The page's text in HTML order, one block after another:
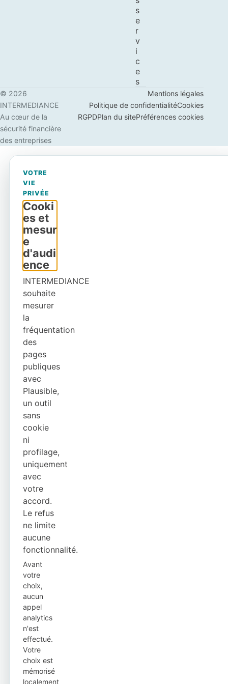
s
e
r
v
i
c
e
s
© 2026
INTERMEDIANCE
Au cœur de la
sécurité financière
des entreprises
Mentions légales
Politique de confidentialitéCookies
RGPDPlan du sitePréférences cookies
VOTRE
VIE
PRIVÉE
Cooki
es et
mesur
e
d'audi
ence
INTERMEDIANCE
souhaite
mesurer
la
fréquentation
des
pages
publiques
avec
Plausible,
un outil
sans
cookie
ni
profilage,
uniquement
avec
votre
accord.
Le refus
ne limite
aucune
fonctionnalité.
Avant
votre
choix,
aucun
appel
analytics
n'est
effectué.
Votre
choix est
mémorisé
localement